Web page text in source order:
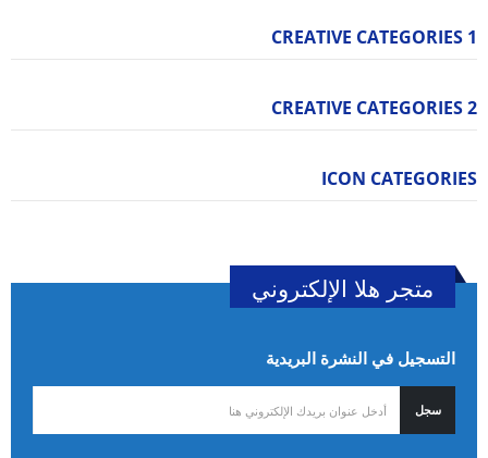
CREATIVE CATEGORIES 1
CREATIVE CATEGORIES 2
ICON CATEGORIES
متجر هلا الإلكتروني
التسجيل في النشرة البريدية